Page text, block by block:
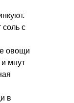
с
овощи
мнут
в